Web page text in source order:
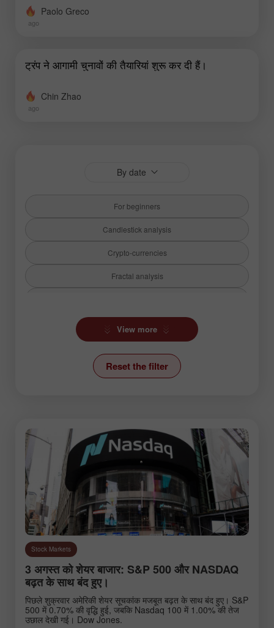
Paolo Greco
ago
ट्रंप ने आगामी चुनावों की तैयारियां शुरू कर दी हैं।
Chin Zhao
ago
By date
For beginners
Candlestick analysis
Crypto-currencies
Fractal analysis
News
Trading plan
Trend line
Wave analysis
Instruments:
EURUSD
USDCHF
USDCAD
GBPJPY
EURGBP
View more
Reset the filter
Stock Markets
3 अगस्त को शेयर बाजार: S&P 500 और NASDAQ
बढ़त के साथ बंद हुए।
पिछले शुक्रवार अमेरिकी शेयर सूचकांक मजबूत बढ़त के साथ बंद हुए। S&P
500 में 0.70% की वृद्धि हुई, जबकि Nasdaq 100 में 1.00% की तेज
उछाल देखी गई। Dow Jones.